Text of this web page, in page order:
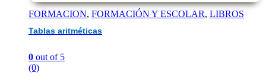
FORMACION, FORMACIÓN Y ESCOLAR, LIBROS
Tablas aritméticas
0 out of 5
(0)